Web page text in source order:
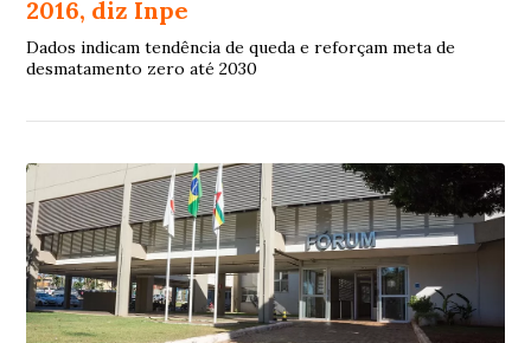
2016, diz Inpe
Dados indicam tendência de queda e reforçam meta de
desmatamento zero até 2030